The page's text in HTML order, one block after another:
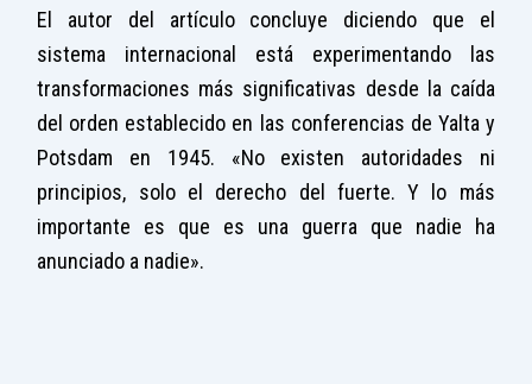
El autor del artículo concluye diciendo que el
sistema internacional está experimentando las
transformaciones más significativas desde la caída
del orden establecido en las conferencias de Yalta y
Potsdam en 1945. «No existen autoridades ni
principios, solo el derecho del fuerte. Y lo más
importante es que es una guerra que nadie ha
anunciado a nadie».